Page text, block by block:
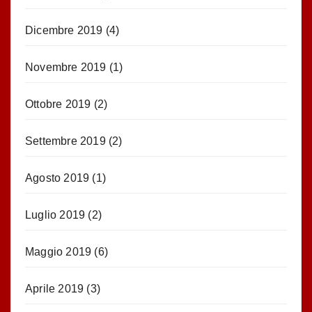
Dicembre 2019 (4)
Novembre 2019 (1)
Ottobre 2019 (2)
Settembre 2019(2)
Agosto 2019 (1)
Luglio 2019 (2)
Maggio 2019 (6)
Aprile 2019 (3)